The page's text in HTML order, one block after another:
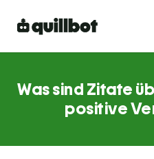
Was sind Zitate
positive